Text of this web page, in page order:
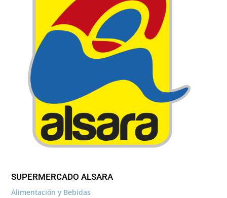
SUPERMERCADO ALSARA
Alimentación y Bebidas